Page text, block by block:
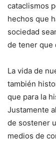
cataclismos
hechos que
sociedad
de tener que
La vida de
también
que para la
Justamente
de sostener
medios de